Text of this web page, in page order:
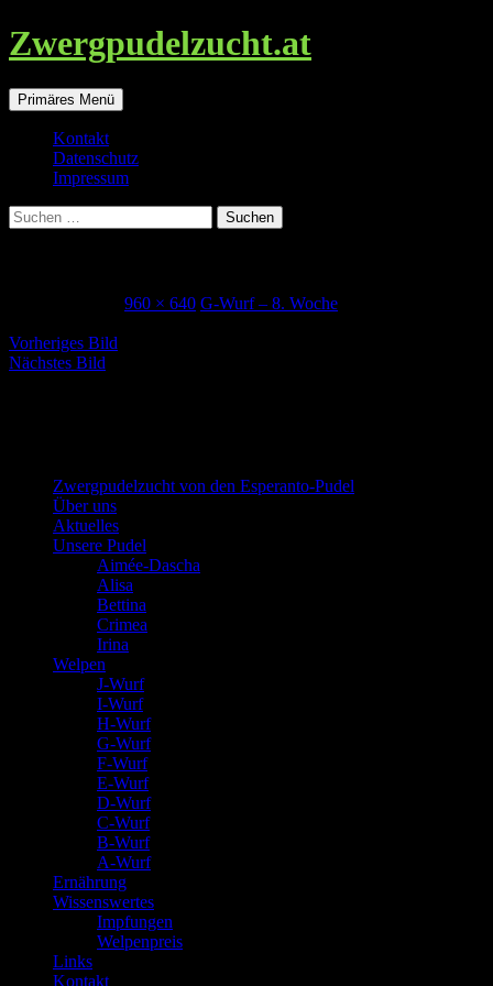
Zwergpudelzucht.at
Suchen
Primäres Menü Zum
Inhalt
Kontakt
Datenschutz
Impressum
Suchen
nach:
960 × 640 G-Wurf – 8. Woche
Vorheriges Bild
Nächstes Bild
Zwergpudelzucht von den Esperanto-Pudel
Über uns
Aktuelles
Unsere Pudel
Aimée-Dascha
Alisa
Bettina
Crimea
Irina
Welpen
J-Wurf
I-Wurf
H-Wurf
G-Wurf
F-Wurf
E-Wurf
D-Wurf
C-Wurf
B-Wurf
A-Wurf
Ernährung
Wissenswertes
Impfungen
Welpenpreis
Links
Kontakt